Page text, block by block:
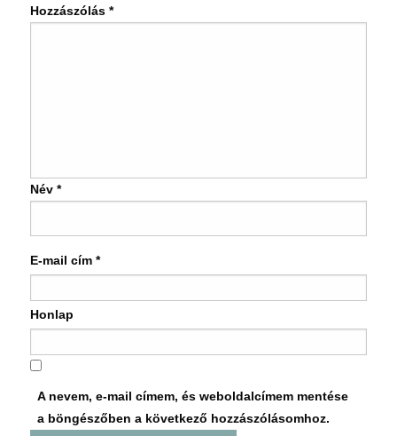
Hozzászólás *
Név *
E-mail cím *
Honlap
A nevem, e-mail címem, és weboldalcímem mentése
a böngészőben a következő hozzászólásomhoz.